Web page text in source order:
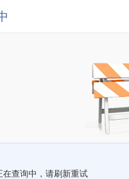
在查询中，请刷新重试